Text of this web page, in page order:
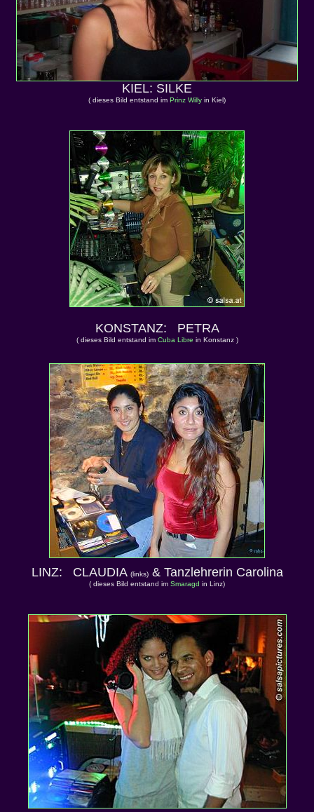
KIEL: SILKE
( dieses Bild entstand im Prinz Willy in Kiel)
KONSTANZ: PETRA
( dieses Bild entstand im Cuba Libre in Konstanz )
LINZ: CLAUDIA (links)& Tanzlehrerin Carolina
( dieses Bild entstand im Smaragd in Linz)